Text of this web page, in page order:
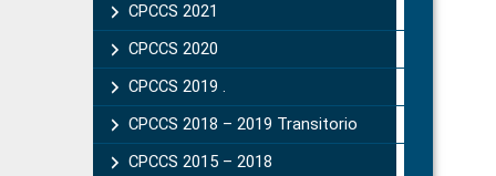
CPCCS 2021
CPCCS 2020
CPCCS 2019 .
CPCCS 2018 – 2019 Transitorio
CPCCS 2015 – 2018